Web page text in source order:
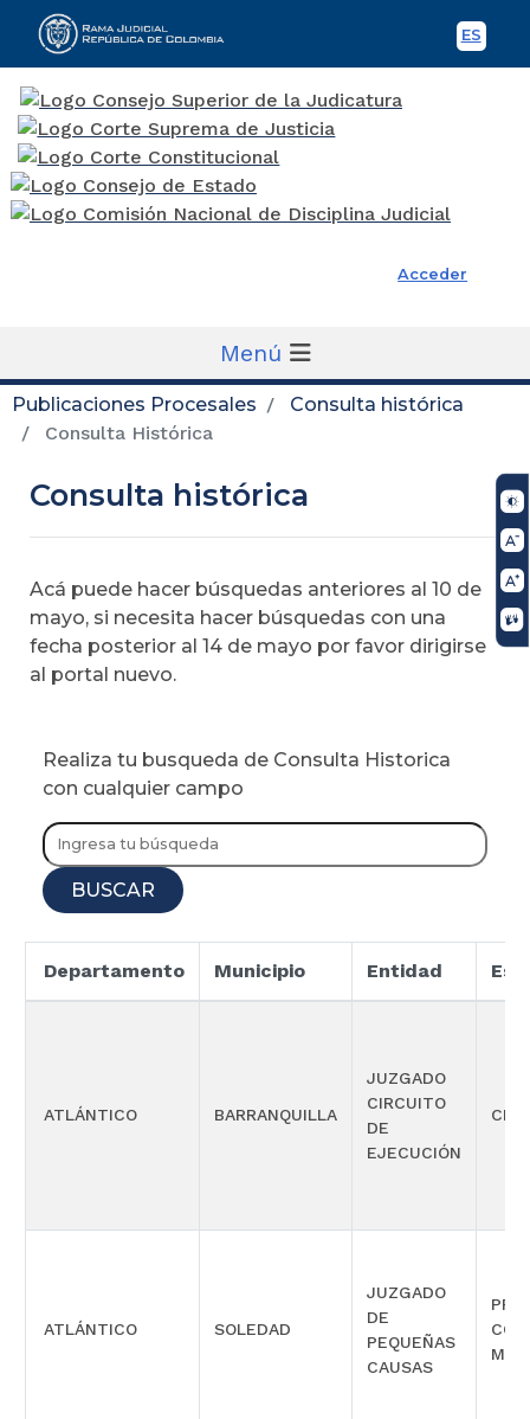
ES
Rama Judicial
Acceder
Menú
Publicaciones Procesales
Consulta histórica
Consulta Histórica
Consulta histórica
Acá puede hacer búsquedas anteriores al 10 de
mayo, si necesita hacer búsquedas con una
fecha posterior al 14 de mayo por favor dirigirse
al portal nuevo.
Realiza tu busqueda de Consulta Historica
con cualquier campo
BUSCAR
Departamento Municipio Entidad
ATLÁNTICO BARRANQUILLA
JUZGADO
CIRCUITO
DE
EJECUCIÓN
ATLÁNTICO SOLEDAD
JUZGADO
DE
PEQUEÑAS
CAUSAS